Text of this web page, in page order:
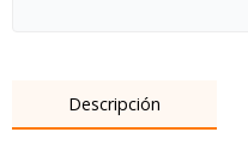
Descripción